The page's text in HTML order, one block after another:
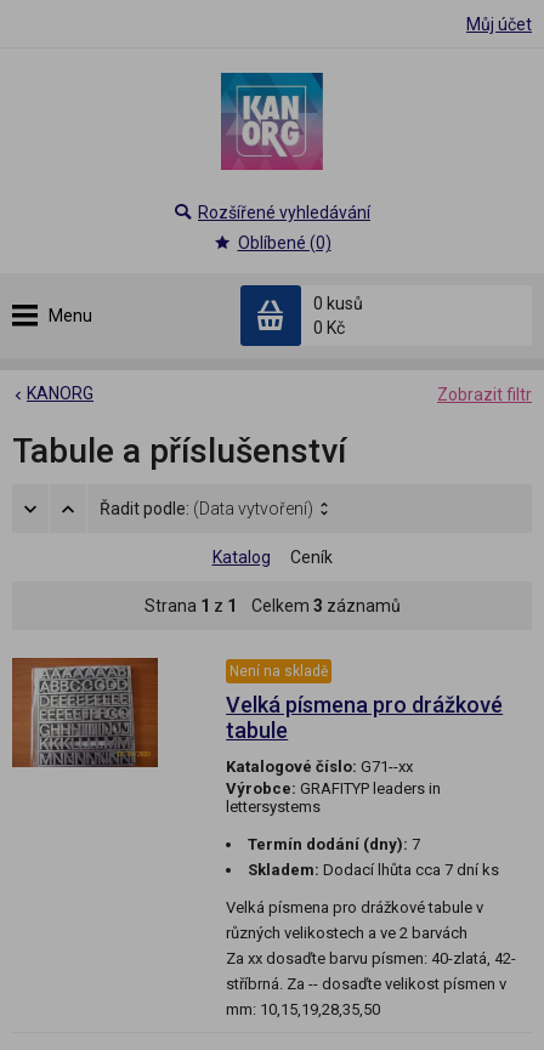
Můj účet
Menu
0 kusů
0 Kč
Rozšířené vyhledávání
Oblíbené (0)
Zobrazit filtr
KANORG
Tabule a příslušenství
Řadit podle: (Data vytvoření)
Katalog Ceník
Strana 1 z 1 Celkem 3 záznamů
Není na skladě
Velká písmena pro drážkové
tabule
Katalogové číslo: G71--xx
Výrobce: GRAFITYP leaders in
lettersystems
Termín dodání (dny): 7
Skladem: Dodací lhůta cca 7 dní ks
Velká písmena pro drážkové tabule v
různých velikostech a ve 2 barvách
Za xx dosaďte barvu písmen: 40-zlatá, 42-
stříbrná. Za -- dosaďte velikost písmen v
mm: 10,15,19,28,35,50